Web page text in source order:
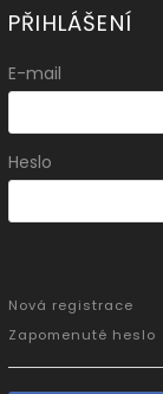
PŘIHLÁŠENÍ
E-mail
Heslo
Nová registrace
Zapomenuté heslo